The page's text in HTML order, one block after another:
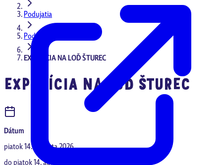
Podujatia
Podujatia
EXPEDÍCIA NA LOĎ ŠTUREC
EXPEDÍCIA NA LOĎ ŠTUREC
Dátum
piatok 14. augusta 2026
do piatok 14. augusta 2026